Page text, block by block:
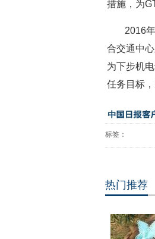
措施，为
2016
合交通中
为下步机
任务目标
标签：
热门推荐